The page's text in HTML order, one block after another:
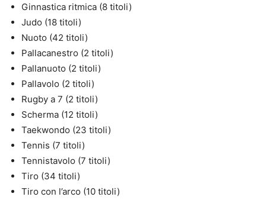
Ginnastica ritmica (8 titoli)
Judo (18 titoli)
Nuoto (42 titoli)
Pallacanestro (2 titoli)
Pallanuoto (2 titoli)
Pallavolo (2 titoli)
Rugby a 7 (2 titoli)
Scherma (12 titoli)
Taekwondo (23 titoli)
Tennis (7 titoli)
Tennistavolo (7 titoli)
Tiro (34 titoli)
Tiro con l’arco (10 titoli)